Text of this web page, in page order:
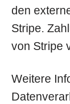
den
Stripe.
von Stripe
Weitere